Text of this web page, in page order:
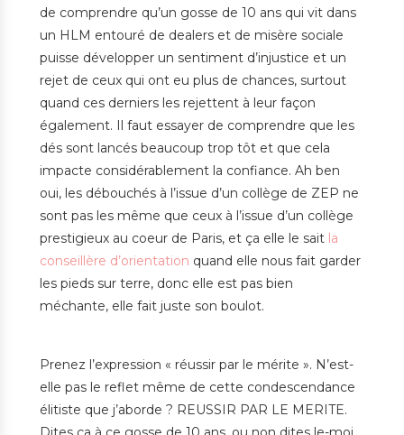
de comprendre qu’un gosse de 10 ans qui vit dans
un HLM entouré de dealers et de misère sociale
puisse développer un sentiment d’injustice et un
rejet de ceux qui ont eu plus de chances, surtout
quand ces derniers les rejettent à leur façon
également. Il faut essayer de comprendre que les
dés sont lancés beaucoup trop tôt et que cela
impacte considérablement la confiance. Ah ben
oui, les débouchés à l’issue d’un collège de ZEP ne
sont pas les même que ceux à l’issue d’un collège
prestigieux au coeur de Paris, et ça elle le sait la
conseillère d’orientation quand elle nous fait garder
les pieds sur terre, donc elle est pas bien
méchante, elle fait juste son boulot.
Prenez l’expression « réussir par le mérite ». N’est-
elle pas le reflet même de cette condescendance
élitiste que j’aborde ? REUSSIR PAR LE MERITE.